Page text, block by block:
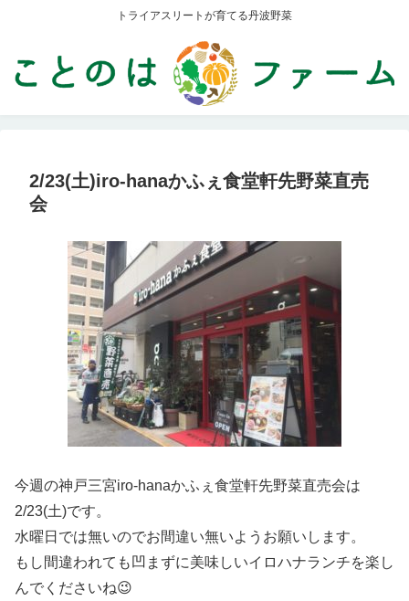
トライアスリートが育てる丹波野菜
2/23(土)iro-hanaかふぇ食堂軒先野菜直売
会
今週の神戸三宮iro-hanaかふぇ食堂軒先野菜直売会は
2/23(土)です。
水曜日では無いのでお間違い無いようお願いします。
もし間違われても凹まずに美味しいイロハナランチを楽し
んでくださいね😉